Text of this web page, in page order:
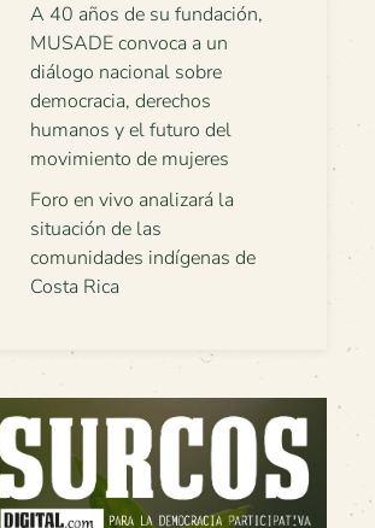
A 40 años de su fundación,
MUSADE convoca a un
diálogo nacional sobre
democracia, derechos
humanos y el futuro del
movimiento de mujeres
Foro en vivo analizará la
situación de las
comunidades indígenas de
Costa Rica